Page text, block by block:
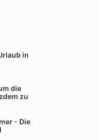
in
die
zu
- Die